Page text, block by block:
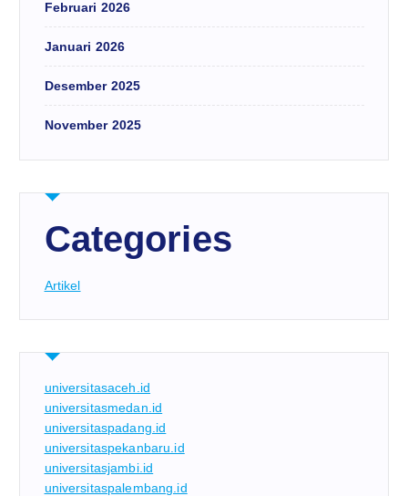
Februari 2026
Januari 2026
Desember 2025
November 2025
Categories
Artikel
universitasaceh.id
universitasmedan.id
universitaspadang.id
universitaspekanbaru.id
universitasjambi.id
universitaspalembang.id